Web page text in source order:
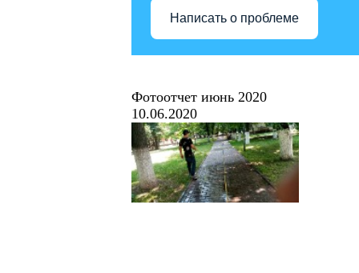
Написать о проблеме
Фотоотчет июнь 2020
10.06.2020